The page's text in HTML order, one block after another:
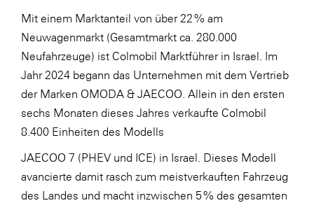
Verband Druck Medien Österreich
Wirtschaftskammer Salzburg
WKS Fachgruppe Fahrzeughandel und
Fahrzeugtechnik
WKS Fachgruppe Finanzdienstleister
WK UBIT
Zühlke
Media
Mit einem Marktanteil von über 22 % am
Neuwagenmarkt (Gesamtmarkt ca. 280.000
Neufahrzeuge) ist Colmobil Marktführer in Israel. Im
Jahr 2024 begann das Unternehmen mit dem Vertrieb
der Marken OMODA & JAECOO. Allein in den ersten
sechs Monaten dieses Jahres verkaufte Colmobil
8.400 Einheiten des Modells
JAECOO 7 (PHEV und ICE) in Israel. Dieses Modell
avancierte damit rasch zum meistverkauften Fahrzeug
des Landes und macht inzwischen 5 % des gesamten